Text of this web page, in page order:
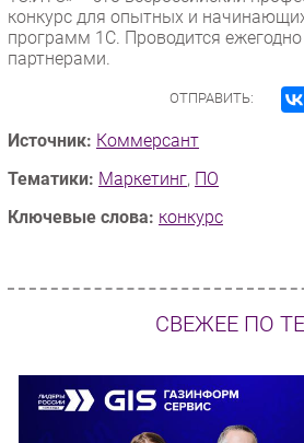
конкурс для опытных и
программ 1С. Проводится
партнерами.
ОТПРАВИТЬ:
Источник: Коммерсант
Тематики: Маркетинг, ПО
Ключевые слова: конкурс
СВЕЖЕЕ ПО